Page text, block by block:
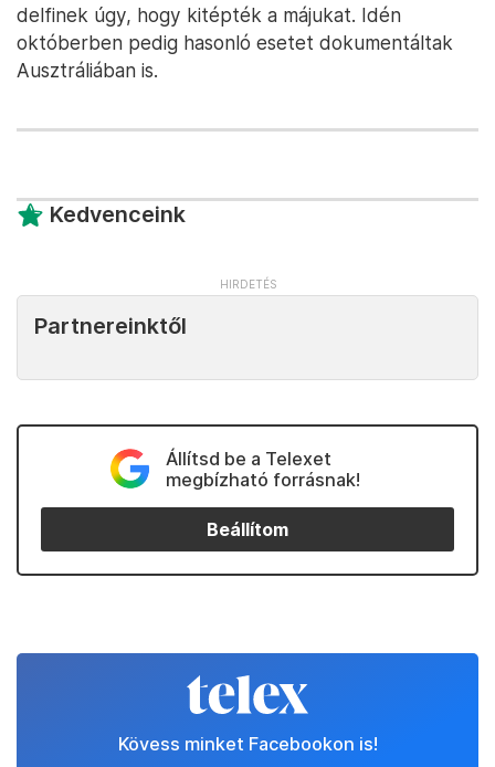
delfinek úgy, hogy kitépték a májukat. Idén
októberben pedig hasonló esetet dokumentáltak
Ausztráliában is.
Kedvenceink
Partnereinktől
Állítsd be a Telexet
megbízható forrásnak!
Beállítom
Kövess minket Facebookon is!